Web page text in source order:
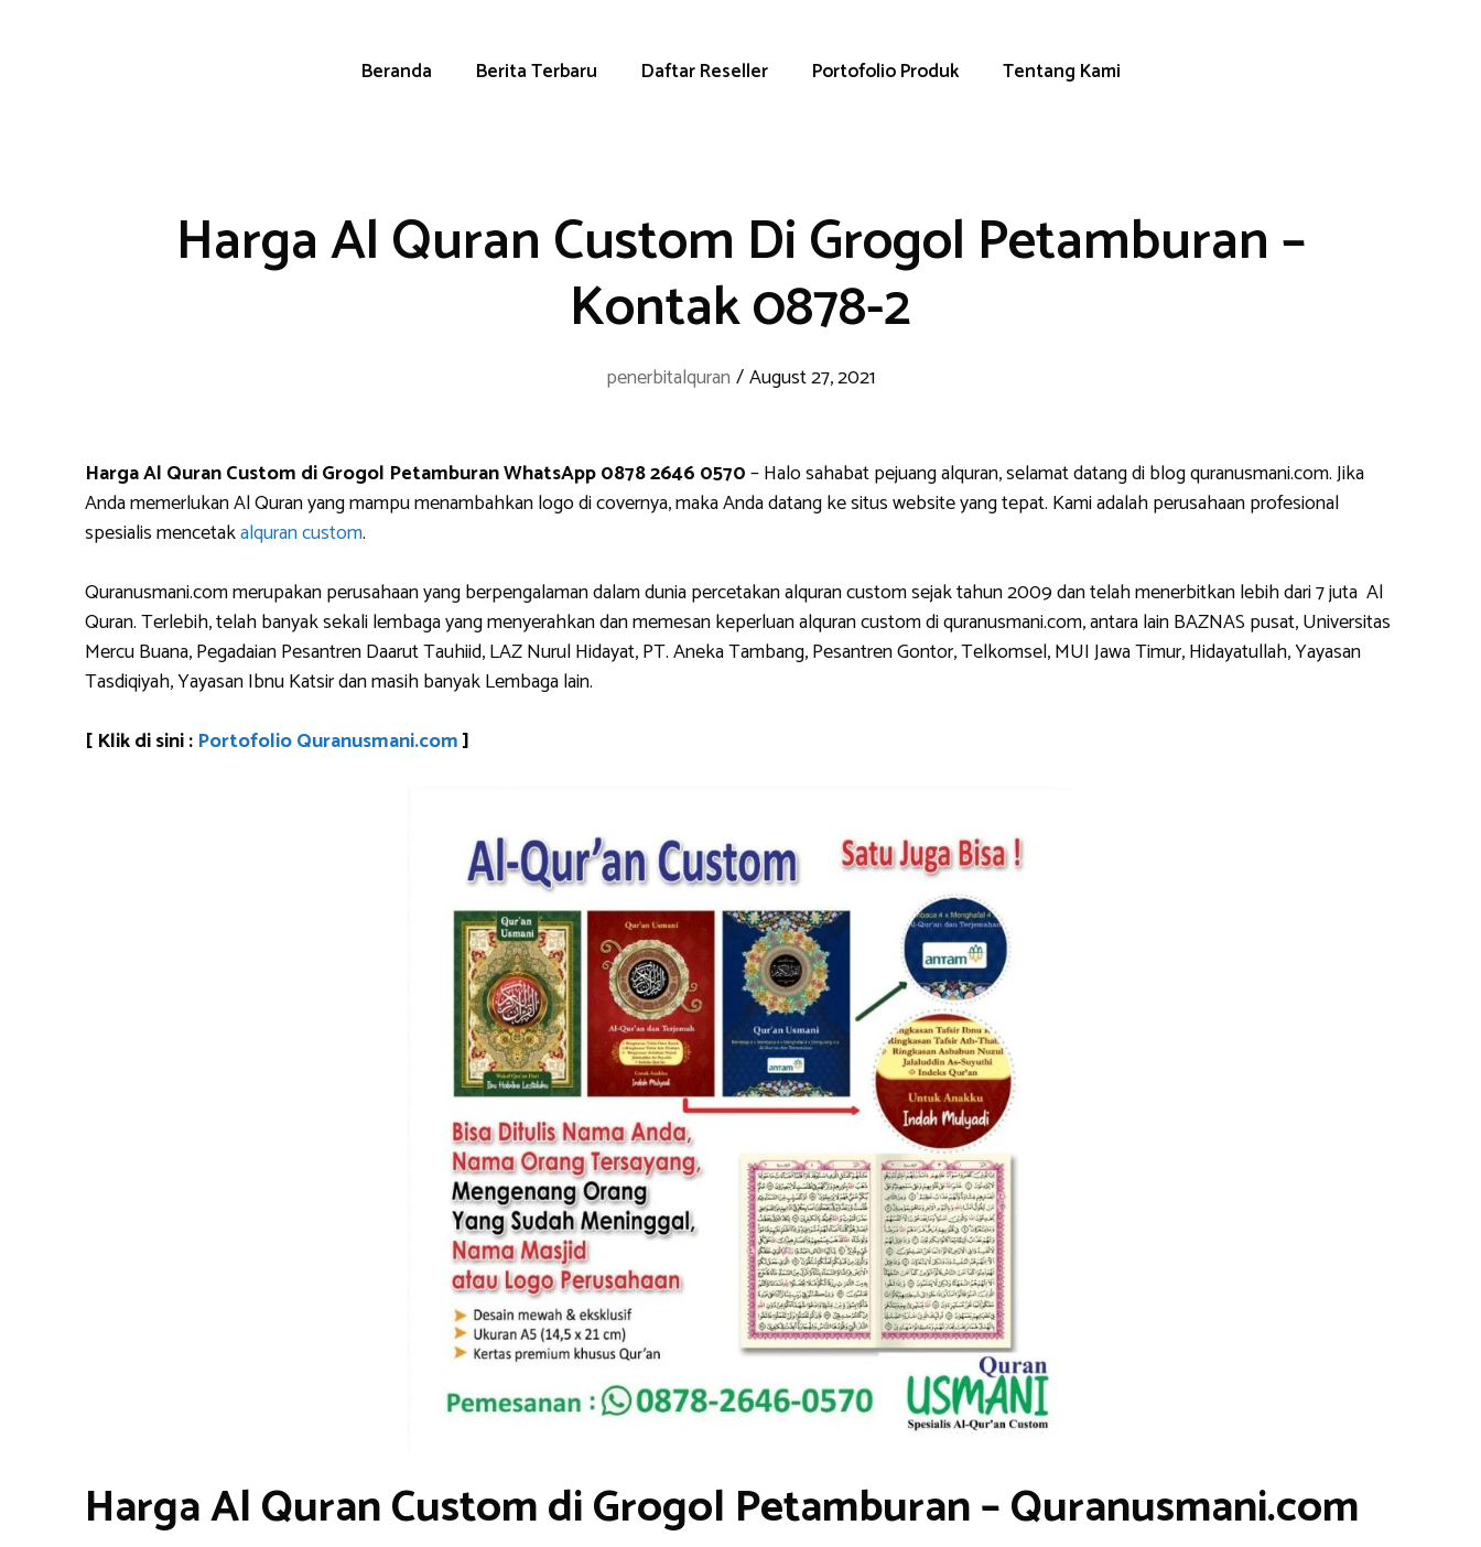
Beranda Berita Terbaru Daftar Reseller Portofolio Produk Tentang Kami
Harga Al Quran Custom Di Grogol Petamburan –
Kontak 0878-2
penerbitalquran /August 27, 2021
Harga Al Quran Custom di Grogol Petamburan WhatsApp 0878 2646 0570– Halo sahabat pejuang alquran, selamat datang di blog quranusmani.com. Jika
Anda memerlukan Al Quran yang mampu menambahkan logo di covernya, maka Anda datang ke situs website yang tepat. Kami adalah perusahaan profesional
spesialis mencetakalquran custom.
Quranusmani.com merupakan perusahaan yang berpengalaman dalam dunia percetakan alquran custom sejak tahun 2009 dan telah menerbitkan lebih dari 7 juta Al
Quran. Terlebih, telah banyak sekali lembaga yang menyerahkan dan memesan keperluan alquran custom di quranusmani.com, antara lain BAZNAS pusat, Universitas
Mercu Buana, Pegadaian Pesantren Daarut Tauhiid, LAZ Nurul Hidayat, PT. Aneka Tambang, Pesantren Gontor, Telkomsel, MUI Jawa Timur, Hidayatullah, Yayasan
Tasdiqiyah, Yayasan Ibnu Katsir dan masih banyak Lembaga lain.
[ Klik di sini : Portofolio Quranusmani.com]
Harga Al Quran Custom di Grogol Petamburan – Quranusmani.com